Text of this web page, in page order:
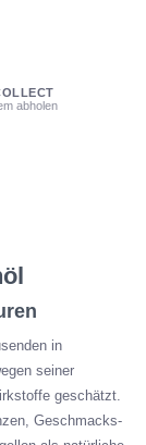
abholen
in
seiner
geschätzt.
Geschmacks-